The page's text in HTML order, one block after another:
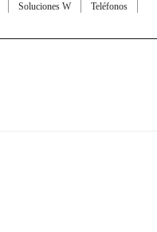
Soluciones W
Teléfonos